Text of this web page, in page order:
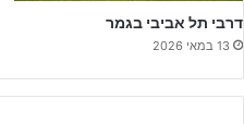
דרבי תל אביבי בגמר
13 במאי 2026